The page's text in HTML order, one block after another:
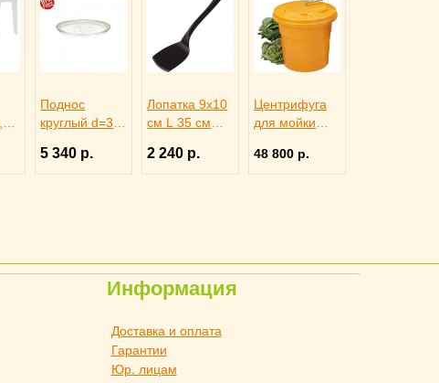
Поднос
круглый d=35
4080838
5 340 р.
Лопатка 9х10
см L 35 см
Paderno
4110173
2 240 р.
Центрифуга
для мойки
см 25 л,
Paderno
48 800 р.
Информация
Доставка и оплата
Гарантии
Юр. лицам